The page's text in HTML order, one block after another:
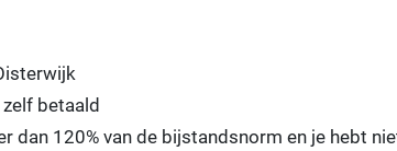
betaald
dan 120% van de bijstandsnorm en je hebt